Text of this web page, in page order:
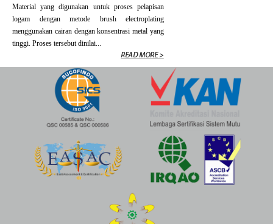
Material yang digunakan untuk proses pelapisan
logam dengan metode brush electroplating
menggunakan cairan dengan konsentrasi metal yang
tinggi. Proses tersebut dinilai...